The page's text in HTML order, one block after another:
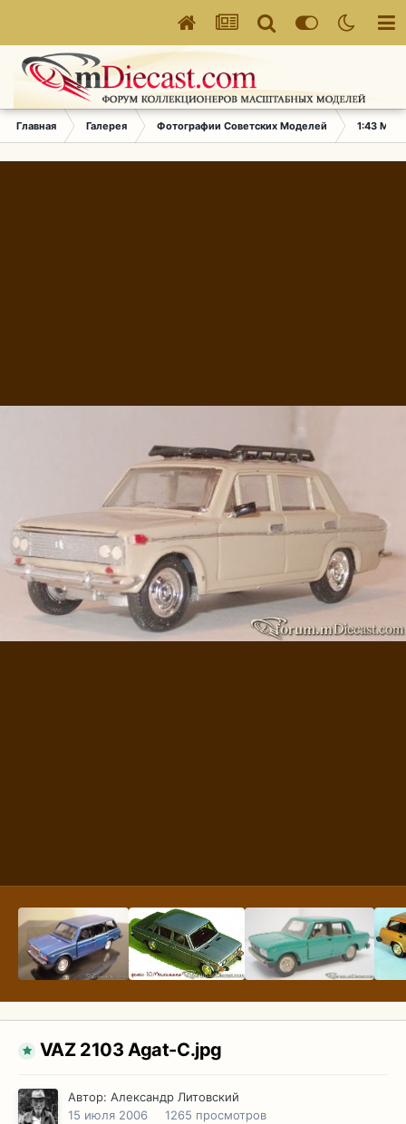
Главная Галерея Фотографии Советских Моделей 1:43
VAZ 2103 Agat-C.jpg
Автор: Александр Литовский
15 июля 2006
1265 просмотров